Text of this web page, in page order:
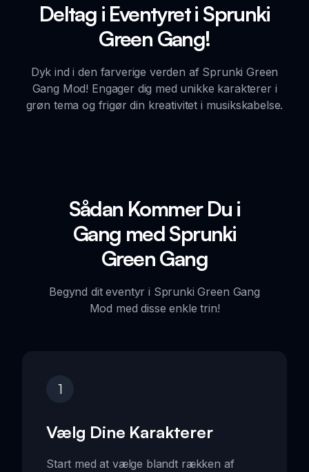
Deltag i Eventyret i Sprunki
Green Gang!
Dyk ind i den farverige verden af Sprunki Green
Gang Mod! Engager dig med unikke karakterer i
grøn tema og frigør din kreativitet i musikskabelse.
Sådan Kommer Du i
Gang med Sprunki
Green Gang
Begynd dit eventyr i Sprunki Green Gang
Mod med disse enkle trin!
1
Vælg Dine Karakterer
Start med at vælge blandt rækken af